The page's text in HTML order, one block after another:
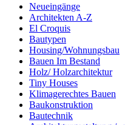
Neueingänge
Architekten A-Z
El Croquis
Bautypen
Housing/Wohnungsbau
Bauen Im Bestand
Holz/ Holzarchitektur
Tiny Houses
Klimagerechtes Bauen
Baukonstruktion
Bautechnik